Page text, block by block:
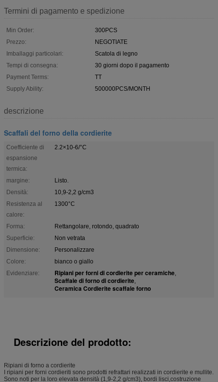
Termini di pagamento e spedizione
Min Order:
300PCS
Prezzo:
NEGOTIATE
Imballaggi particolari:
Scatola di legno
Tempi di consegna:
30 giorni dopo il pagamento
Payment Terms:
TT
Supply Ability:
500000PCS/MONTH
descrizione
Scaffali del forno della cordierite
Coefficiente di
espansione
termica:
2.2×10-6/°C
margine:
Listo.
Densità:
10,9-2,2 g/cm3
Resistenza al
calore:
1300°C
Forma:
Rettangolare, rotondo, quadrato
Superficie:
Non vetrata
Dimensione:
Personalizzare
Colore:
bianco o giallo
Evidenziare:
Ripiani per forni di cordierite per ceramiche,
Scaffale di forno di cordierite,
Ceramica Cordierite scaffale forno
Descrizione del prodotto:
Ripiani di forno a cordierite
I ripiani per forni cordieriti sono prodotti refrattari realizzati in cordierite e mullite.
Sono noti per la loro elevata densità (1,9-2,2 g/cm3), bordi lisci,costruzione